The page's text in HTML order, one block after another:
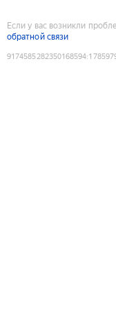
Если у вас возникли
обратной связи
9174585282350168594: